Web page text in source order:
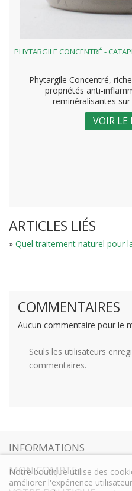
PHYTARGILE CONCENTRÉ -
Phytargile Concentré,
propriétés anti-
reminéralisantes
VOIR LE
ARTICLES LIÉS
» Quel traitement naturel pour
COMMENTAIRES
Aucun commentaire pour le
Seuls les utilisateurs
commentaires.
INFORMATIONS
MON COMPTE
Notre boutique utilise des
améliorer l'expérience